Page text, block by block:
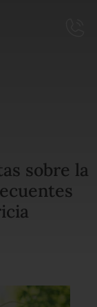
sobre la